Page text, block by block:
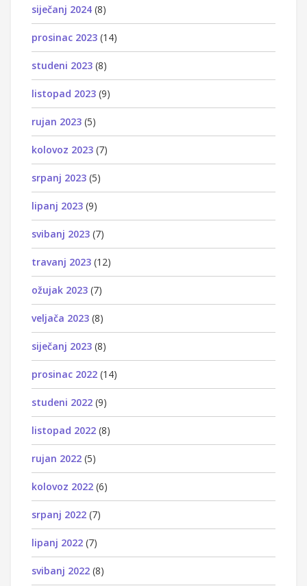
siječanj 2024 (8)
prosinac 2023 (14)
studeni 2023 (8)
listopad 2023 (9)
rujan 2023 (5)
kolovoz 2023 (7)
srpanj 2023 (5)
lipanj 2023 (9)
svibanj 2023 (7)
travanj 2023 (12)
ožujak 2023 (7)
veljača 2023 (8)
siječanj 2023 (8)
prosinac 2022 (14)
studeni 2022 (9)
listopad 2022 (8)
rujan 2022 (5)
kolovoz 2022 (6)
srpanj 2022 (7)
lipanj 2022 (7)
svibanj 2022 (8)